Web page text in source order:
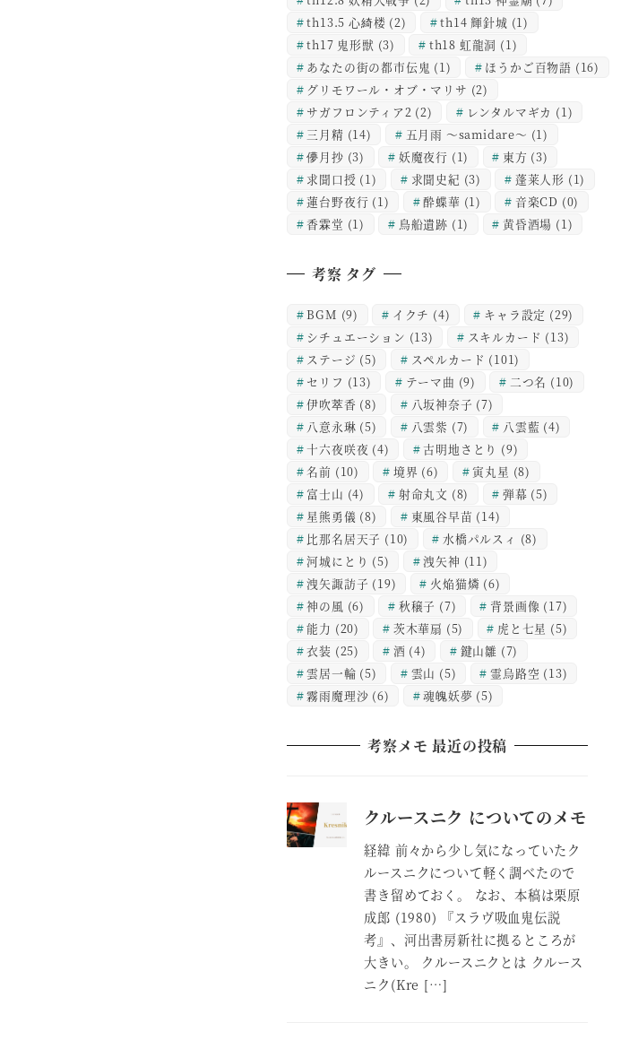
th13.5 心綺楼 (2) th14 輝針城 (1)
th17 鬼形獣 (3) th18 虹龍洞 (1)
あなたの街の都市伝鬼 (1) ほうかご百物語 (16)
グリモワール・オブ・マリサ (2)
サガフロンティア2 (2) レンタルマギカ (1)
三月精 (14) 五月雨 ～samidare～ (1)
儚月抄 (3) 妖魔夜行 (1) 東方 (3)
求聞口授 (1) 求聞史紀 (3) 蓬莱人形 (1)
蓮台野夜行 (1) 酔蝶華 (1) 音楽CD (0)
香霖堂 (1) 鳥船遺跡 (1) 黄昏酒場 (1)
考察 タグ
BGM (9) イクチ (4) キャラ設定 (29)
シチュエーション (13) スキルカード (13)
ステージ (5) スペルカード (101)
セリフ (13) テーマ曲 (9) 二つ名 (10)
伊吹萃香 (8) 八坂神奈子 (7)
八意永琳 (5) 八雲紫 (7) 八雲藍 (4)
十六夜咲夜 (4) 古明地さとり (9)
名前 (10) 境界 (6) 寅丸星 (8)
富士山 (4) 射命丸文 (8) 弾幕 (5)
星熊勇儀 (8) 東風谷早苗 (14)
比那名居天子 (10) 水橋パルスィ (8)
河城にとり (5) 洩矢神 (11)
洩矢諏訪子 (19) 火焔猫燐 (6)
神の風 (6) 秋穣子 (7) 背景画像 (17)
能力 (20) 茨木華扇 (5) 虎と七星 (5)
衣装 (25) 酒 (4) 鍵山雛 (7)
雲居一輪 (5) 雲山 (5) 霊烏路空 (13)
霧雨魔理沙 (6) 魂魄妖夢 (5)
考察メモ 最近の投稿
クルースニク についてのメモ
経緯 前々から少し気になっていたク
ルースニクについて軽く調べたので
書き留めておく。 なお、本稿は栗原
成郎 (1980) 『スラヴ吸血鬼伝説
考』、河出書房新社に拠るところが
大きい。 クルースニクとは クルース
ニク(Kre […]